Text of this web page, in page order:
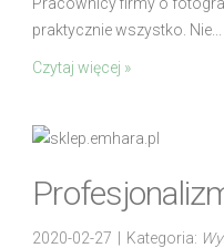
praktycznie wszystko. Nie...
Czytaj więcej »
2020-02-27 | Kategoria: